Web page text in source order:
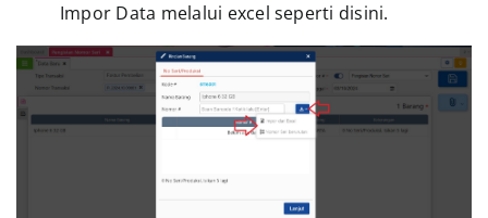
Impor Data melalui excel seperti disini.